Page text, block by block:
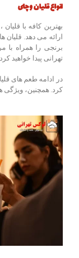
انواع قلیان و چای
بهترین کافه با
ارائه می‌ دهد. قلیان
برنجی را همراه با
تهرانی پیدا خواهید
در ادامه طعم ‌های
کرد. همچنین، ویژگی